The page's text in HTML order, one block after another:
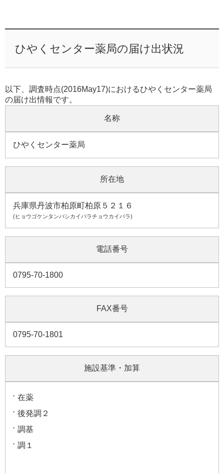
ひやくセンター薬局の届け出状況
以下、調査時点(2016May17)におけるひやくセンター薬局
の届け出情報です。
名称
ひやくセンター薬局
所在地
兵庫県丹波市柏原町柏原５２１６
(ヒョウゴケンタンバシカイバラチョウカイバラ)
電話番号
0795-70-1800
FAX番号
0795-70-1801
施設基準・加算
在薬
後発調２
調基
調１